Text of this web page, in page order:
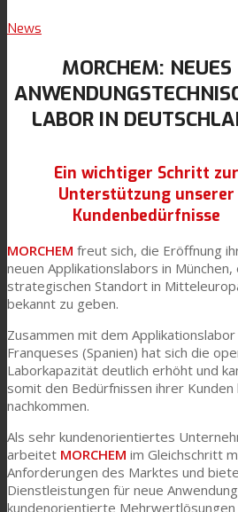
Link zu Youtube
Flexible Verpackungen
Technische Laminate
Flachkaschierung
PU Ink Binders
Innovation
Forschung und Entwicklung
News
MORCHEM: NEUES
LABOR IN
Ein wichtiger Schritt zur
Unterstützung unserer
Kundenbedürfnisse
MORCHEM freut sich, die Eröffnung
neuen Applikationslabors in München,
strategischen Standort in
bekannt zu geben.
Zusammen mit dem Applikationslabor
Franqueses (Spanien) hat sich die
Laborkapazität deutlich erhöht und
somit den Bedürfnissen ihrer
nachkommen.
Als sehr kundenorientiertes
arbeitet MORCHEM im Gleichschritt
Anforderungen des Marktes und
Dienstleistungen für neue
kundenorientierte Mehrwertlösungen